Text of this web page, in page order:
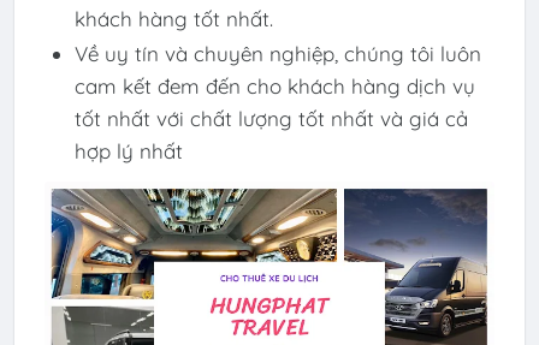
khách hàng tốt nhất.
Về uy tín và chuyên nghiệp, chúng tôi luôn
cam kết đem đến cho khách hàng dịch vụ
tốt nhất với chất lượng tốt nhất và giá cả
hợp lý nhất